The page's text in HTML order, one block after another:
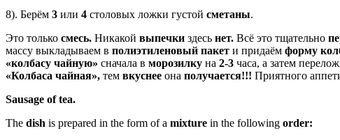
8). Берём 3 или 4 столовых ложки густой сметаны.
Это только смесь. Никакой выпечки здесь нет. Всё это тщательно
массу выкладываем в полиэтиленовый пакет и придаём форму
«колбасу чайную» сначала в морозилку на 2-3 часа, а затем
«Колбаса чайная», тем вкуснее она получается!!! Приятного
Sausage of tea.
The dish is prepared in the form of a mixture in the following order: